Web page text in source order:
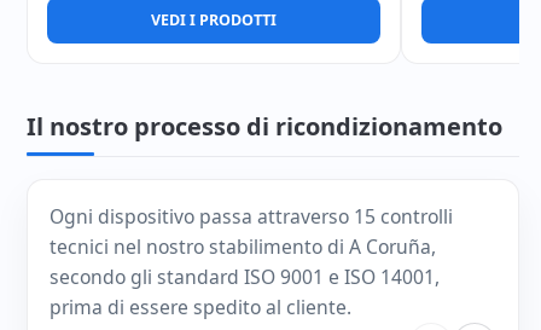
VEDI I PRODOTTI
Il nostro processo di ricondizionamento
Ogni dispositivo passa attraverso 15 controlli
tecnici nel nostro stabilimento di A Coruña,
secondo gli standard ISO 9001 e ISO 14001,
prima di essere spedito al cliente.